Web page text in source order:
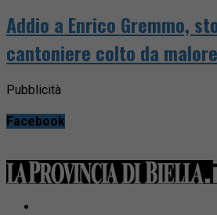
Addio a Enrico Gremmo,
cantoniere colto da
Pubblicità
Facebook